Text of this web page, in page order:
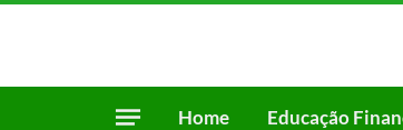
Home Educação